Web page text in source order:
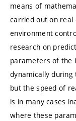
means of
carried out on real
environment
research on
parameters of the
dynamically
but the speed of
is in many cases
where these